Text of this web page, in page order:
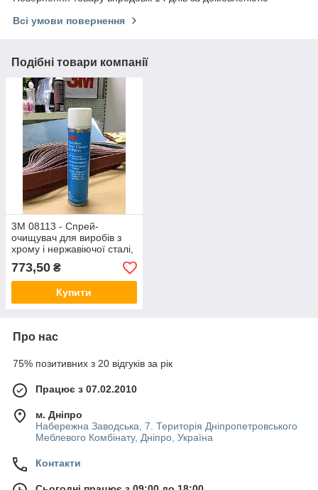
Всі умови повернення
Подібні товари компанії
3M 08113 - Спрей-
очищувач для виробів з
хрому і нержавіючої сталі,
600 мл
773,50 ₴
Купити
Про нас
75% позитивних з 20 відгуків за рік
Працює з 07.02.2010
м. Дніпро
Набережна Заводська, 7. Територія Дніпропетровського
Меблевого Комбінату, Дніпро, Україна
Контакти